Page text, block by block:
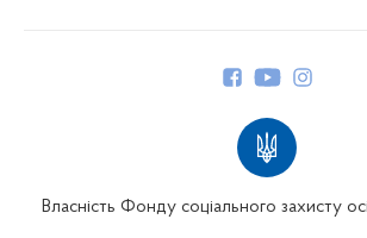
Власність Фонду соціального захисту